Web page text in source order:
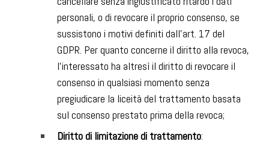
personali, o di revocare il proprio consenso, se
sussistono i motivi definiti dall’art. 17 del
GDPR. Per quanto concerne il diritto alla revoca,
l’interessato ha altresì il diritto di revocare il
consenso in qualsiasi momento senza
pregiudicare la liceità del trattamento basata
sul consenso prestato prima della revoca;
Diritto di limitazione di trattamento: